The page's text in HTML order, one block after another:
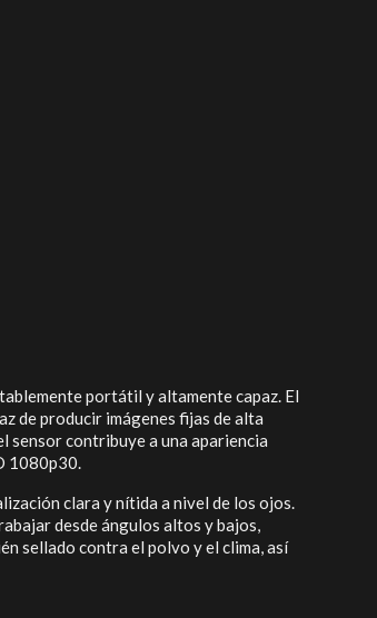
portátil y altamente capaz. El
de producir imágenes fijas de alta
sensor contribuye a una apariencia
1080p30.
clara y nítida a nivel de los ojos.
desde ángulos altos y bajos,
sellado contra el polvo y el clima, así